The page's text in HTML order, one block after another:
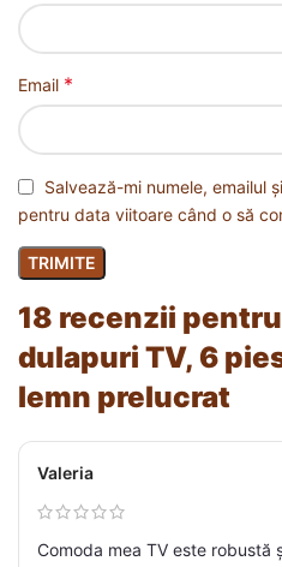
18 recenzii pentru
dulapuri TV, 6
lemn prelucrat
Valeria
Comoda mea TV este robustă
Email *
Salvează-mi numele, emailul
pentru data viitoare când o să